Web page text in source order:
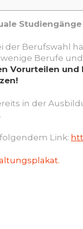
der Berufswahl
Berufe
Vorurteilen
in der
Link: